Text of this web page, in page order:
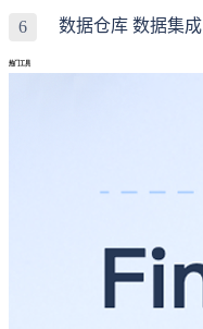
6 数据仓库 数据集成
热门工具